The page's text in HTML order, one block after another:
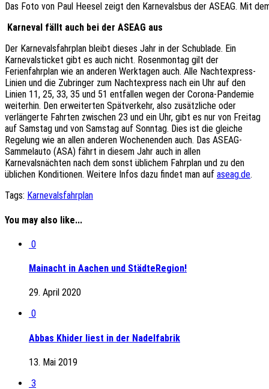
Das Foto von Paul Heesel zeigt den Karnevalsbus der ASEAG. Mit
Karneval fällt auch bei der ASEAG aus
Der Karnevalsfahrplan bleibt dieses Jahr in der Schublade. Ein
Karnevalsticket gibt es auch nicht. Rosenmontag gilt der
Ferienfahrplan wie an anderen Werktagen auch. Alle Nachtexpress-
Linien und die Zubringer zum Nachtexpress nach ein Uhr auf den
Linien 11, 25, 33, 35 und 51 entfallen wegen der Corona-Pandemie
weiterhin. Den erweiterten Spätverkehr, also zusätzliche oder
verlängerte Fahrten zwischen 23 und ein Uhr, gibt es nur von Freitag
auf Samstag und von Samstag auf Sonntag. Dies ist die gleiche
Regelung wie an allen anderen Wochenenden auch. Das ASEAG-
Sammelauto (ASA) fährt in diesem Jahr auch in allen
Karnevalsnächten nach dem sonst üblichem Fahrplan und zu den
üblichen Konditionen. Weitere Infos dazu findet man auf aseag.de.
Tags: Karnevalsfahrplan
You may also like...
0
Mainacht in Aachen und StädteRegion!
29. April 2020
0
Abbas Khider liest in der Nadelfabrik
13. Mai 2019
3